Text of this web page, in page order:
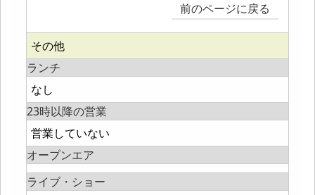
前のページに戻る
その他
ランチ
なし
23時以降の営業
営業していない
オープンエア
ライブ・ショー